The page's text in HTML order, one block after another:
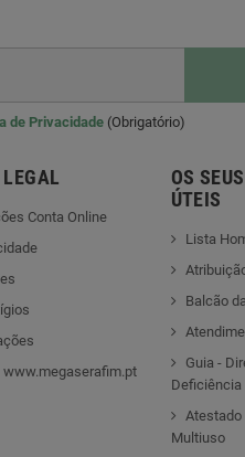
de Privacidade (Obrigatório)
Conta Online
www.megaserafim.pt
OS
ÚTEIS
Lista
Balcão
Guia -
Deficiência
Multiuso